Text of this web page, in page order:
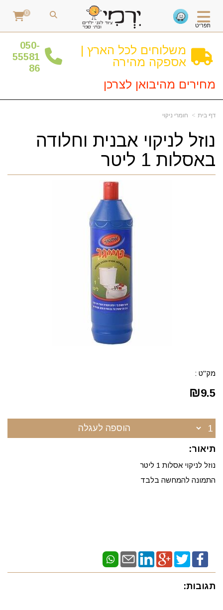
תפריט
0
משלוחים לכל הארץ |
אספקה מהירה
050-
55581
86
מחירים מהיבואן לצרכן
דף בית חומרי ניקוי
נוזל לניקוי אבנית וחלודה
באסלות 1 ליטר
מק"ט :
₪9.5
הוספה לעגלה
תיאור:
נוזל לניקוי אסלות 1 ליטר
התמונה להמחשה בלבד
תגובות: